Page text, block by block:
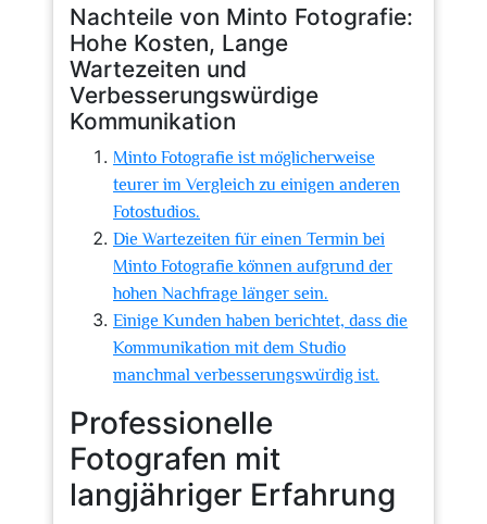
Nachteile von Minto Fotografie:
Hohe Kosten, Lange
Wartezeiten und
Verbesserungswürdige
Kommunikation
Minto Fotografie ist möglicherweise
teurer im Vergleich zu einigen anderen
Fotostudios.
Die Wartezeiten für einen Termin bei
Minto Fotografie können aufgrund der
hohen Nachfrage länger sein.
Einige Kunden haben berichtet, dass die
Kommunikation mit dem Studio
manchmal verbesserungswürdig ist.
Professionelle
Fotografen mit
langjähriger Erfahrung